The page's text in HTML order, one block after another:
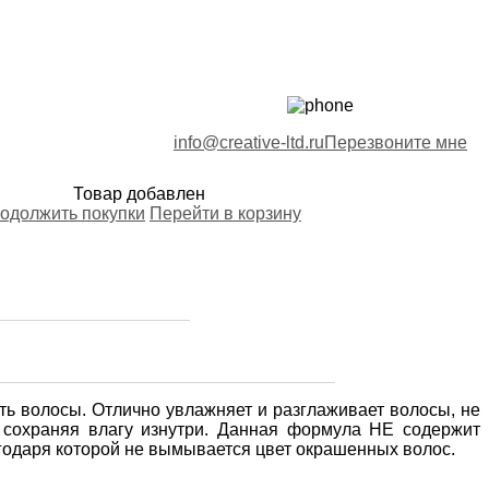
Товар добавлен
покупки Перейти в корзину
info@creative-ltd.ruПерезвоните мне
волосы. Отлично увлажняет и разглаживает волосы, не
влагу изнутри. Данная формула НЕ содержит
которой не вымывается цвет окрашенных волос.